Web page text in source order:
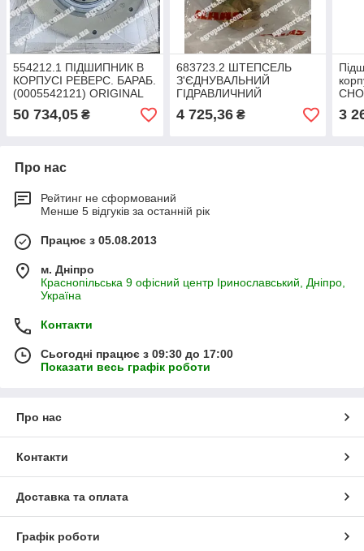
554212.1 ПІДШИПНИК В
КОРПУСІ РЕВЕРС. БАРАБ.
(0005542121) ORIGINAL
50 734,05 ₴
683723.2 ШТЕПСЕЛЬ
З'ЄДНУВАЛЬНИЙ
ГІДРАВЛИЧНИЙ
(0006837232) ORIGINAL
4 725,36₴
в
3
Про нас
Рейтинг не сформований
Менше 5 відгуків за останній рік
Працює з 05.08.2013
м. Дніпро
Краснопільська 9 офісний центр Іринославський, Дніпро,
Україна
Контакти
Сьогодні працює з 09:30 до 17:00
Показати весь графік роботи
Про нас
Контакти
Доставка та оплата
Графік роботи